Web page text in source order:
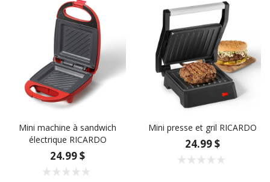
Mini machine à sandwich
électrique RICARDO
24.99 $
Mini presse et gril RICARDO
24.99 $